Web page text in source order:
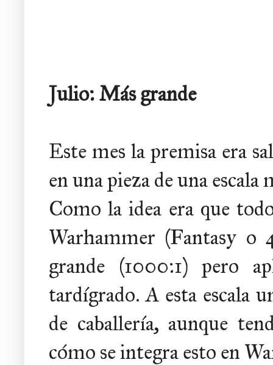
Julio: Más grande
Este mes la premisa era
en una pieza de una
Como la idea era que
Warhammer (Fantasy o
grande (1000:1) pero
tardígrado. A esta escala
de caballería, aunque
cómo se integra esto en